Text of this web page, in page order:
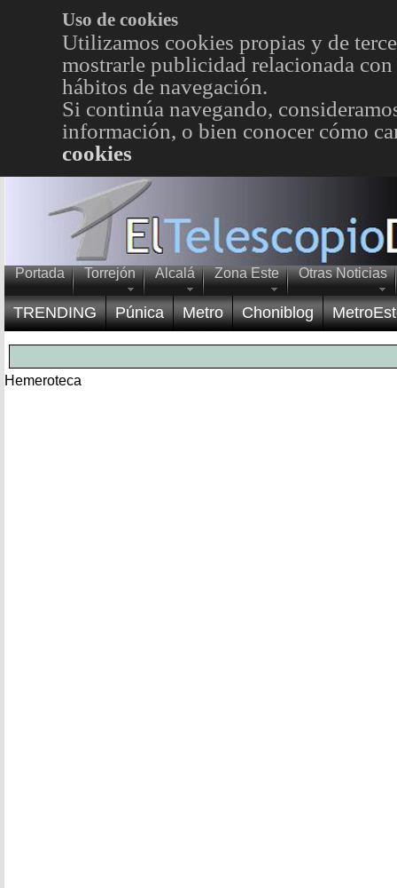
Uso de cookies
Utilizamos cookies propias y de
mostrarle publicidad relacionada
hábitos de navegación.
Si continúa navegando,
información, o bien conocer cómo
cookies
Portada Torrejón Alcalá Zona Este Otras Noticias
TRENDING Púnica Metro Choniblog
Hemeroteca